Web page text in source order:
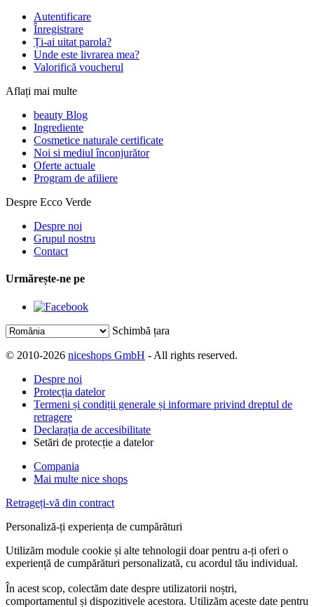
Autentificare
Înregistrare
Ți-ai uitat parola?
Unde este livrarea mea?
Valorifică voucherul
Aflați mai multe
beauty Blog
Ingrediente
Cosmetice naturale certificate
Noi si mediul înconjurător
Oferte actuale
Program de afiliere
Despre Ecco Verde
Despre noi
Grupul nostru
Contact
Urmărește-ne pe
Schimbă țara
© 2010-2026 niceshops GmbH - All rights reserved.
Despre noi
Protecția datelor
Termeni și condiții generale și informare privind dreptul de
retragere
Declarația de accesibilitate
Setări de protecție a datelor
Compania
Mai multe nice shops
Retrageți-vă din contract
Personaliză-ți experiența de cumpărături
Utilizăm module cookie și alte tehnologii doar pentru a-ți oferi o
experiență de cumpărături personalizată, cu acordul tău individual.
În acest scop, colectăm date despre utilizatorii noștri,
comportamentul și dispozitivele acestora. Utilizăm aceste date pentru